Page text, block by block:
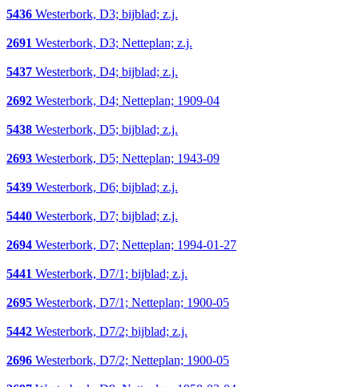
5436 Westerbork, D3; bijblad; z.j.
2691 Westerbork, D3; Netteplan; z.j.
5437 Westerbork, D4; bijblad; z.j.
2692 Westerbork, D4; Netteplan; 1909-04
5438 Westerbork, D5; bijblad; z.j.
2693 Westerbork, D5; Netteplan; 1943-09
5439 Westerbork, D6; bijblad; z.j.
5440 Westerbork, D7; bijblad; z.j.
2694 Westerbork, D7; Netteplan; 1994-01-27
5441 Westerbork, D7/1; bijblad; z.j.
2695 Westerbork, D7/1; Netteplan; 1900-05
5442 Westerbork, D7/2; bijblad; z.j.
2696 Westerbork, D7/2; Netteplan; 1900-05